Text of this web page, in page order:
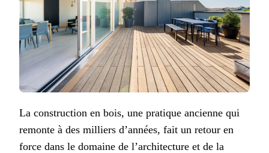
La construction en bois, une pratique ancienne qui
remonte à des milliers d’années, fait un retour en
force dans le domaine de l’architecture et de la